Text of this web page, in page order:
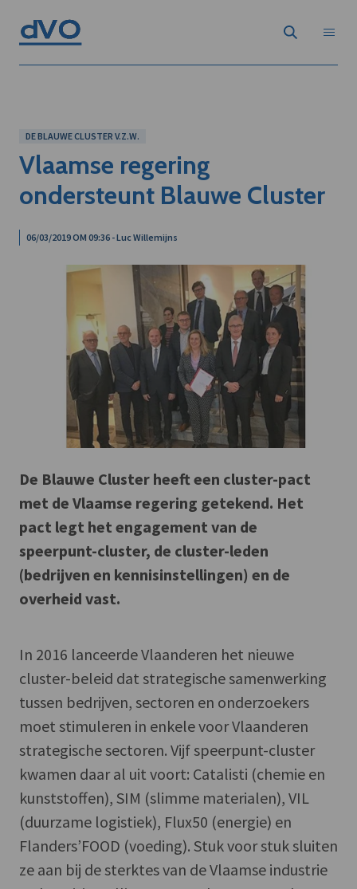
DE BLAUWE CLUSTER V.Z.W.
Vlaamse regering
ondersteunt Blauwe Cluster
06/03/2019 OM 09:36 - Luc Willemijns
De Blauwe Cluster heeft een cluster-pact
met de Vlaamse regering getekend. Het
pact legt het engagement van de
speerpunt-cluster, de cluster-leden
(bedrijven en kennisinstellingen) en de
overheid vast.
In 2016 lanceerde Vlaanderen het nieuwe
cluster-beleid dat strategische samenwerking
tussen bedrijven, sectoren en onderzoekers
moet stimuleren in enkele voor Vlaanderen
strategische sectoren. Vijf speerpunt-cluster
kwamen daar al uit voort: Catalisti (chemie en
kunststoffen), SIM (slimme materialen), VIL
(duurzame logistiek), Flux50 (energie) en
Flanders’FOOD (voeding). Stuk voor stuk sluiten
ze aan bij de sterktes van de Vlaamse industrie